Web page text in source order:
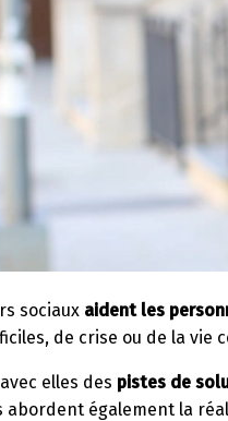
sociaux aident les
de crise ou de la vie
elles des pistes de
abordent également la